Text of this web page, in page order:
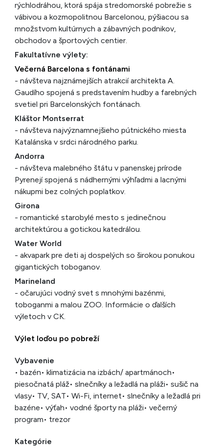
rýchlodráhou, ktorá spája stredomorské pobrežie s
vábivou a kozmopolitnou Barcelonou, pýšiacou sa
množstvom kultúrnych a zábavných podnikov,
obchodov a športových centier.
Fakultatívne výlety:
Večerná Barcelona s fontánami
- návšteva najznámejších atrakcií architekta A.
Gaudího spojená s predstavením hudby a farebných
svetiel pri Barcelonských fontánach.
Kláštor Montserrat
- návšteva najvýznamnejšieho pútnického miesta
Katalánska v srdci národného parku.
Andorra
- návšteva malebného štátu v panenskej prírode
Pyrenejí spojená s nádhernými výhľadmi a lacnými
nákupmi bez colných poplatkov.
Girona
- romantické starobylé mesto s jedinečnou
architektúrou a gotickou katedrálou.
Water World
- akvapark pre deti aj dospelých so širokou ponukou
gigantických toboganov.
Marineland
- očarujúci vodný svet s mnohými bazénmi,
toboganmi a malou ZOO. Informácie o ďalších
výletoch v CK.
Výlet loďou po pobreží
Vybavenie
• bazén• klimatizácia na izbách/ apartmánoch•
piesočnatá pláž• slnečníky a ležadlá na pláži• sušič na
vlasy• TV, SAT• Wi-Fi, internet• slnečníky a ležadlá pri
bazéne• výťah• vodné športy na pláži• večerný
program• trezor
Kategórie